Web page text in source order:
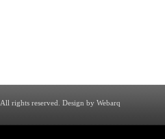
rights reserved.Design by Webarq